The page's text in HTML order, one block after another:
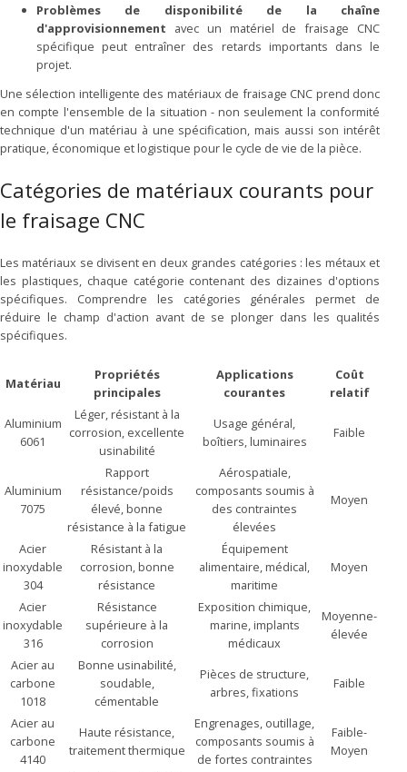
Problèmes de disponibilité de la chaîne
d'approvisionnement avec un matériel de fraisage CNC
spécifique peut entraîner des retards importants dans le
projet.
Une sélection intelligente des matériaux de fraisage CNC prend donc
en compte l'ensemble de la situation - non seulement la conformité
technique d'un matériau à une spécification, mais aussi son intérêt
pratique, économique et logistique pour le cycle de vie de la pièce.
Catégories de matériaux courants pour
le fraisage CNC
Les matériaux se divisent en deux grandes catégories : les métaux et
les plastiques, chaque catégorie contenant des dizaines d'options
spécifiques. Comprendre les catégories générales permet de
réduire le champ d'action avant de se plonger dans les qualités
spécifiques.
Matériau
Propriétés
principales
Applications
courantes
Coût
relatif
Aluminium
6061
Léger, résistant à la
corrosion, excellente
usinabilité
Usage général,
boîtiers, luminaires
Faible
Aluminium
7075
Rapport
résistance/poids
élevé, bonne
résistance à la fatigue
Aérospatiale,
composants soumis à
des contraintes
élevées
Moyen
Acier
inoxydable
304
Résistant à la
corrosion, bonne
résistance
Équipement
alimentaire, médical,
maritime
Moyen
Acier
inoxydable
316
Résistance
supérieure à la
corrosion
Exposition chimique,
marine, implants
médicaux
Moyenne-
élevée
Acier au
carbone
1018
Bonne usinabilité,
soudable,
cémentable
Pièces de structure,
arbres, fixations
Faible
Acier au
carbone
4140
Haute résistance,
traitement thermique
Engrenages, outillage,
composants soumis à
de fortes contraintes
Faible-
Moyen